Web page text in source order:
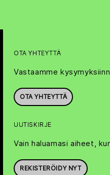
OTA YHTEYTTÄ
Vastaamme
OTA YHTEYTTÄ
UUTISKIRJE
Vain haluamasi aiheet,
REKISTERÖIDY NYT